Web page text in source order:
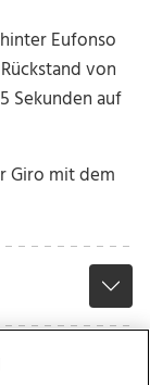
Eufonso
von
Sekunden auf
Giro mit dem